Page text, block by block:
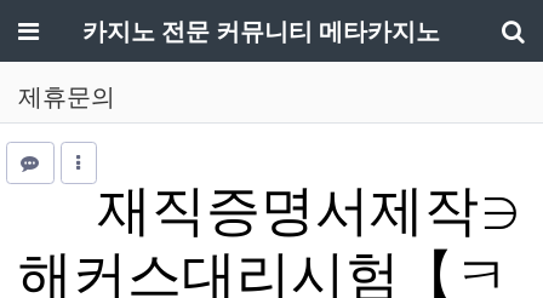
메뉴카지노 전문 커뮤니티 메타카지노
제휴문의
재직증명서제작∋
해커스대리시험【ㅋ